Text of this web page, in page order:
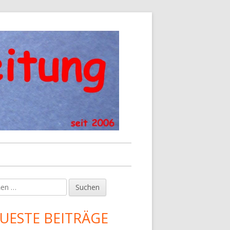
BEITRÄGE